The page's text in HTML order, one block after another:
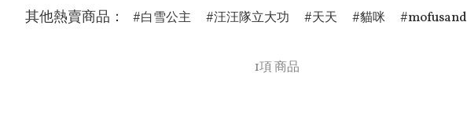
其他熱賣商品： 白雪公主 汪汪隊立大功 天天 貓咪 mofusand
1項 商品